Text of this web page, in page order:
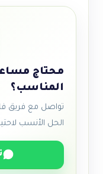
محتاج
المناسب؟
تواصل مع فريق
الحل الأنسب